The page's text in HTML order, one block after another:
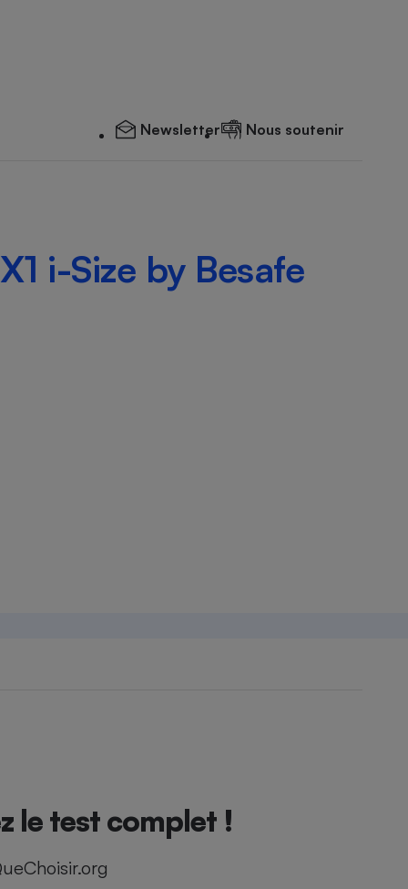
Newsletter Nous soutenir
i-Size by Besafe
le test complet !